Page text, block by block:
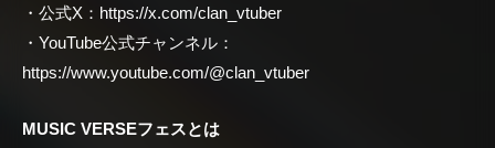
・公式X：https://x.com/clan_vtuber
・YouTube公式チャンネル：
https://www.youtube.com/@clan_vtuber
MUSIC VERSEフェスとは